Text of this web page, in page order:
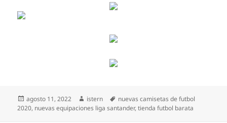
Publicado
el
agosto 11, 2022 Autor
istern Etiquetas
nuevas camisetas de futbol
2020, nuevas equipaciones liga santander,tienda futbol barata